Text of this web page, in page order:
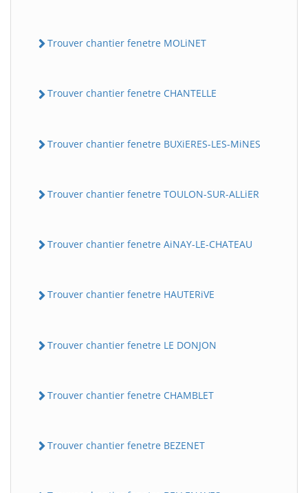
Trouver chantier fenetre MOLiNET
Trouver chantier fenetre CHANTELLE
Trouver chantier fenetre BUXiERES-LES-MiNES
Trouver chantier fenetre TOULON-SUR-ALLiER
Trouver chantier fenetre AiNAY-LE-CHATEAU
Trouver chantier fenetre HAUTERiVE
Trouver chantier fenetre LE DONJON
Trouver chantier fenetre CHAMBLET
Trouver chantier fenetre BEZENET